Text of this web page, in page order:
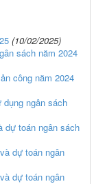
(10/02/2025)
sách năm 2024
công năm 2024
ngân sách
dự toán ngân sách
dự toán ngân
dự toán ngân